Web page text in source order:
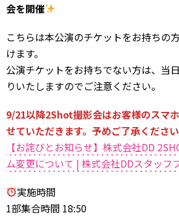
会を開催
こちらは本公演のチケットをお持ちの
けます。
公演チケットをお持ちでない方は、当
りいたしますのでご注意ください。
9/21以降2Shot撮影会はお客様のスマ
せていただきます。予めご了承ください
【お詫びとお知らせ】株式会社DD
ム変更について | 株式会社DDスタッ
実施時間
1部集合時間 18:50